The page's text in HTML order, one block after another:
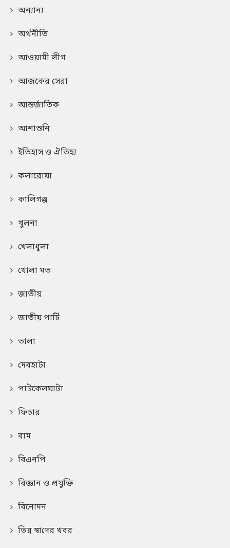
অন্যান্য
অর্থনীতি
আওয়ামী লীগ
আজকের সেরা
আন্তর্জাতিক
আশাশুনি
ইতিহাস ও ঐতিহ্য
কলারোয়া
কালিগঞ্জ
খুলনা
খেলাধুলা
খোলা মত
জাতীয়
জাতীয় পার্টি
তালা
দেবহাটা
পাটকেলঘাটা
ফিচার
বাম
বিএনপি
বিজ্ঞান ও প্রযুক্তি
বিনোদন
ভিন্ন স্বা‌দের খবর